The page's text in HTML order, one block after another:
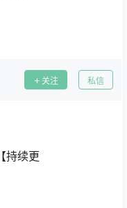
关注 私信
持续更